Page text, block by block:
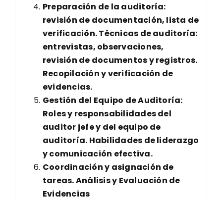
Preparación de la auditoría:
revisión de documentación, lista de
verificación. Técnicas de auditoría:
entrevistas, observaciones,
revisión de documentos y registros.
Recopilación y verificación de
evidencias.
Gestión del Equipo de Auditoría:
Roles y responsabilidades del
auditor jefe y del equipo de
auditoría. Habilidades de liderazgo
y comunicación efectiva.
Coordinación y asignación de
tareas. Análisis y Evaluación de
Evidencias